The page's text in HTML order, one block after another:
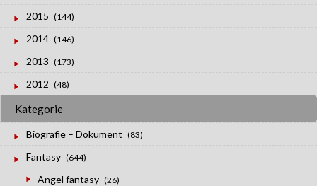
2015 (144)
2014 (146)
2013 (173)
2012 (48)
Kategorie
Biografie – Dokument (83)
Fantasy (644)
Angel fantasy (26)